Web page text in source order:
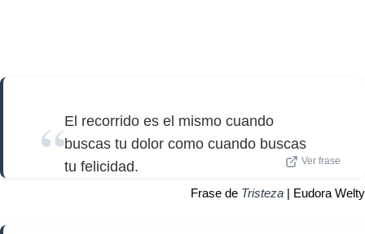
El recorrido es el mismo cuando
buscas tu dolor como cuando buscas
tu felicidad.
Ver frase
Frase de Tristeza | Eudora Welty